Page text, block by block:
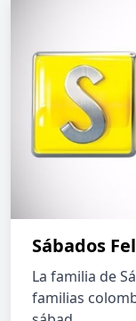
Sábados
La familia de
familias